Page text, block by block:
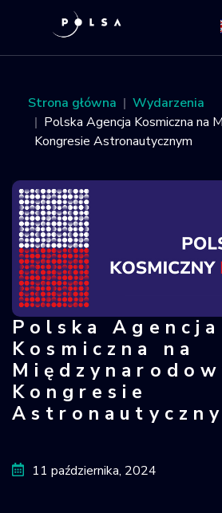
O Agencji
Aktywności
Misja IGNIS
NSIS
Sektor
Polska w
kosmosie
Krajowy Rejestr
Obiektów
Kosmicznych
Strona główna
Wydarzenia
Polska Agencja Kosmiczna na
Kongresie Astronautycznym
Polska Agencja
Polska Agencja
Kosmiczna na
Kongresie
11 października, 2024